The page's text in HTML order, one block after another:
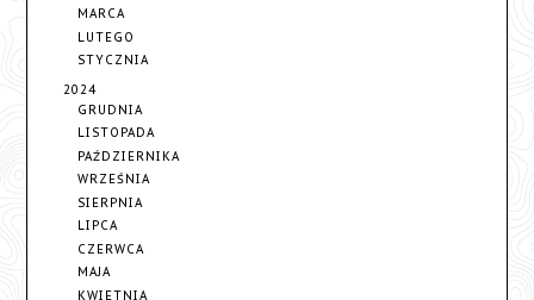
MARCA
LUTEGO
STYCZNIA
2024
GRUDNIA
LISTOPADA
PAŹDZIERNIKA
WRZEŚNIA
SIERPNIA
LIPCA
CZERWCA
MAJA
KWIETNIA